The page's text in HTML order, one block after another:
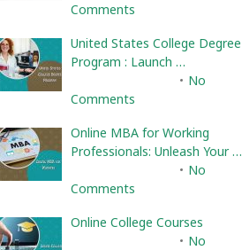
Comments
United States College Degree
Program : Launch …
No
Comments
Online MBA for Working
Professionals: Unleash Your …
No
Comments
Online College Courses
No